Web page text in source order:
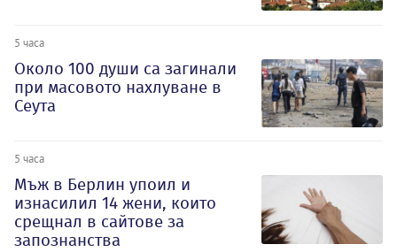
5 часа
Около 100 души са загинали
при масовото нахлуване в
Сеута
5 часа
Мъж в Берлин упоил и
изнасилил 14 жени, които
срещнал в сайтове за
запознанства